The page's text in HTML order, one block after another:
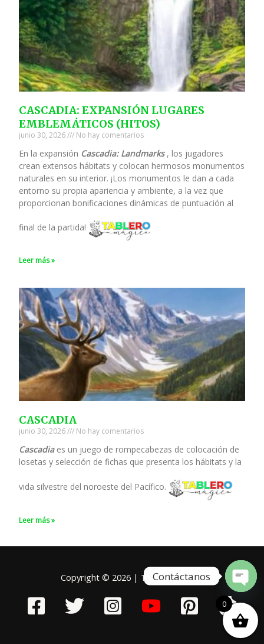
CASCADIA: EXPANSIÓN LUGARES
EMBLEMÁTICOS (HITOS)
junio 30, 2026 No hay comentarios
En la expansión Cascadia: Landmarks, los jugadores
crean extensos hábitats y colocan hermosos monumentos
naturales en su interior. ¡Los monumentos le dan a cada
entorno su propia apariencia y ambiente, a la vez que
proporcionan bonificaciones dinámicas de puntuación al
final de la partida!
Leer más »
CASCADIA
junio 30, 2026 No hay comentarios
Cascadiaes un juego de rompecabezas de colocación de
losetas y selección de fichas que presenta los hábitats y la
vida silvestre del noroeste del Pacífico.
Leer más »
Copyright © 2026 | Tablero Mágico
0
Contáctanos
Open
chaty